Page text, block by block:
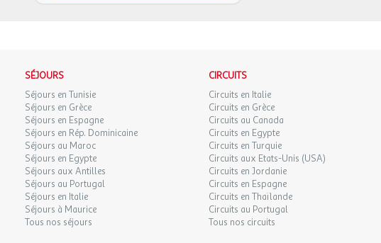
SÉJOURS
Séjours en Tunisie
Séjours en Grèce
Séjours en Espagne
Séjours en Rép. Dominicaine
Séjours au Maroc
Séjours en Egypte
Séjours aux Antilles
Séjours au Portugal
Séjours en Italie
Séjours à Maurice
Tous nos séjours
CIRCUITS
Circuits en Italie
Circuits en Grèce
Circuits au Canada
Circuits en Egypte
Circuits en Turquie
Circuits aux Etats-Unis (USA)
Circuits en Jordanie
Circuits en Espagne
Circuits en Thaïlande
Circuits au Portugal
Tous nos circuits